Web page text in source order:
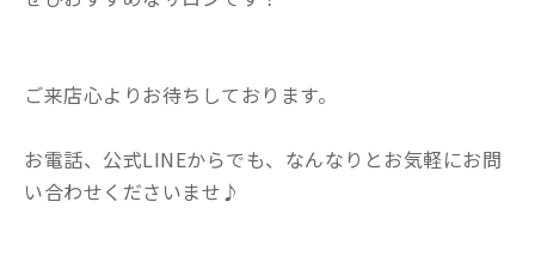
ご来店心よりお待ちしております。
お電話、公式LINEからでも、なんなりとお気軽にお問
い合わせくださいませ♪